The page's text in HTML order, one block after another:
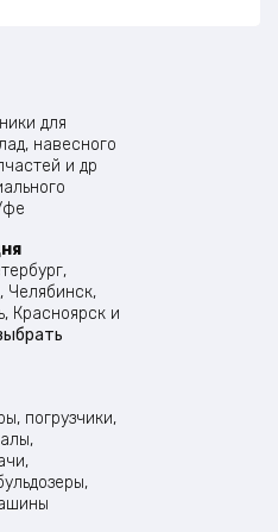
для
навесного
и др
Челябинск,
Красноярск и
погрузчики,